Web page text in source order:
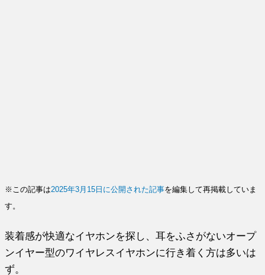
※この記事は2025年3月15日に公開された記事を編集して再掲載していま
す。
装着感が快適なイヤホンを探し、耳をふさがないオープ
ンイヤー型のワイヤレスイヤホンに行き着く方は多いは
ず。